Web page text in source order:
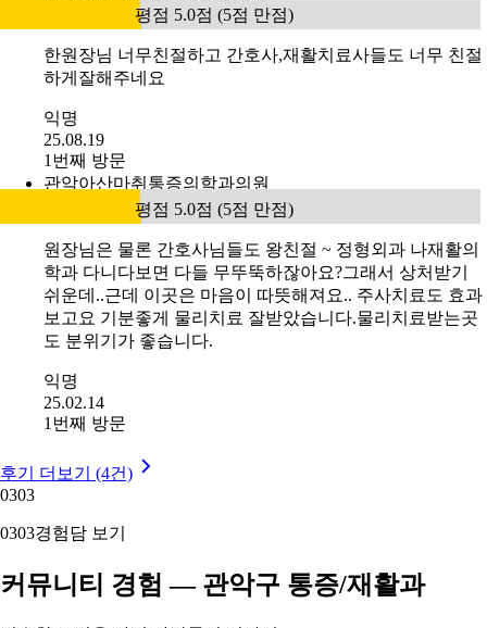
평점 5.0점 (5점 만점)
한원장님 너무친절하고 간호사,재활치료사들도 너무 친절
하게잘해주네요
익명
25.08.19
1번째 방문
관악아산마취통증의학과의원
평점 5.0점 (5점 만점)
원장님은 물론 간호사님들도 왕친절 ~ 정형외과 나재활의
학과 다니다보면 다들 무뚜뚝하잖아요?그래서 상처받기
쉬운데..근데 이곳은 마음이 따뜻해져요.. 주사치료도 효과
보고요 기분좋게 물리치료 잘받았습니다.물리치료받는곳
도 분위기가 좋습니다.
익명
25.02.14
1번째 방문
후기 더보기 (4건)
0303
0303경험담 보기
커뮤니티 경험 — 관악구 통증/재활과